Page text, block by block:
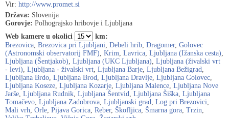
Vir: http://www.promet.si
Država: Slovenija
Gorovje: Polhograjsko hribovje i Ljubljana
Web kamere u okolici
km:
Brezovica, Brezovica pri Ljubljani, Debeli hrib, Dragomer, Golovec
(Astronomski observatorij FMF), Krim, Lavrica, Ljubljana (Ižanska cesta),
Ljubljana (Šentjakob), Ljubljana (UKC Ljubljana), Ljubljana (živalski vrt
- levi), Ljubljana - živalski vrt, Ljubljana Barje, Ljubljana Bežigrad,
Ljubljana Brdo, Ljubljana Brod, Ljubljana Dravlje, Ljubljana Golovec,
Ljubljana Koseze, Ljubljana Kozarje, Ljubljana Malence, Ljubljana Nove
Jarše, Ljubljana Rudnik, Ljubljana Šentvid, Ljubljana Šiška, Ljubljana
Tomačevo, Ljubljana Zadobrova, Ljubljanski grad, Log pri Brezovici,
Mali vrh, Orle, Pijava Gorica, Reber, Škofljica, Šmarna gora, Trzin,